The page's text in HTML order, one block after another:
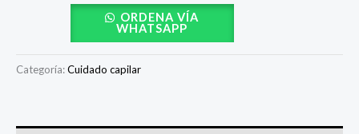
ORDENA VÍA
WHATSAPP
Categoría:Cuidado capilar